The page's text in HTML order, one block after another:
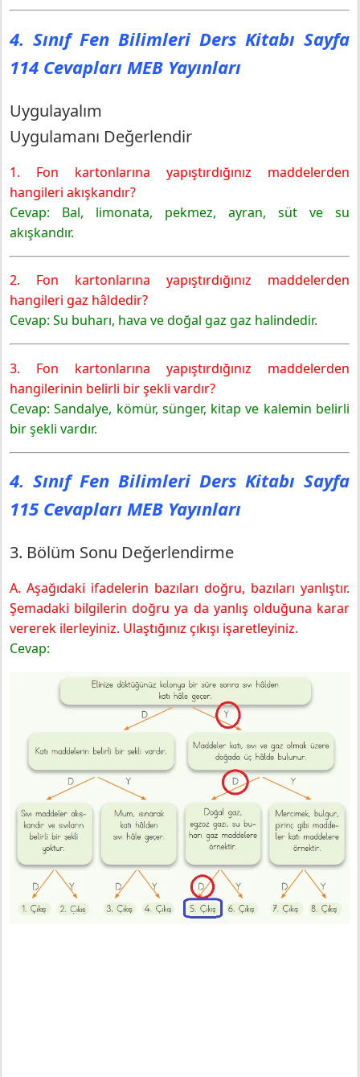
4. Sınıf Fen Bilimleri Ders Kitabı Sayfa
114 Cevapları MEB Yayınları
Uygulayalım
Uygulamanı Değerlendir
1. Fon kartonlarına yapıştırdığınız maddelerden
hangileri akışkandır?
Cevap: Bal, limonata, pekmez, ayran, süt ve su
akışkandır.
2. Fon kartonlarına yapıştırdığınız maddelerden
hangileri gaz hâldedir?
Cevap: Su buharı, hava ve doğal gaz gaz halindedir.
3. Fon kartonlarına yapıştırdığınız maddelerden
hangilerinin belirli bir şekli vardır?
Cevap: Sandalye, kömür, sünger, kitap ve kalemin belirli
bir şekli vardır.
4. Sınıf Fen Bilimleri Ders Kitabı Sayfa
115 Cevapları MEB Yayınları
3. Bölüm Sonu Değerlendirme
A. Aşağıdaki ifadelerin bazıları doğru, bazıları yanlıştır.
Şemadaki bilgilerin doğru ya da yanlış olduğuna karar
vererek ilerleyiniz. Ulaştığınız çıkışı işaretleyiniz.
Cevap: